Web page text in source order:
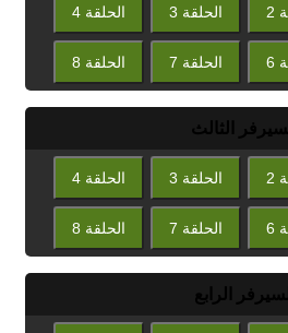
2 الحلقة 3 الحلقة 4
6 الحلقة 7 الحلقة 8
السيرفر الثالث
2 الحلقة 3 الحلقة 4
6 الحلقة 7 الحلقة 8
السيرفر الرابع